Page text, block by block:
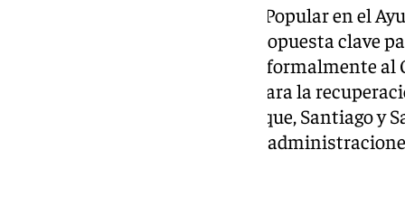
El Grupo Municipal del Partido Popular en el
jueves al Pleno ordinario una propuesta clave
ciudad. La formación solicitará formalmente al
técnico y financiación directa para la
Tierra y los baluartes de San Roque, Santiago y
un acuerdo marco entre ambas